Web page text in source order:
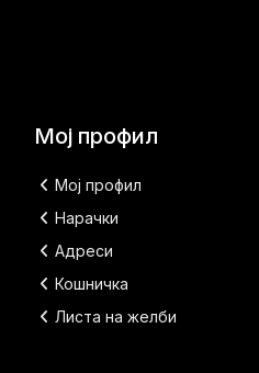
Мој профил
Мој профил
Нарачки
Адреси
Кошничка
Листа на желби